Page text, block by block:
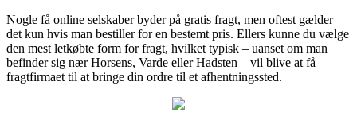
Nogle få online selskaber byder på gratis fragt, men oftest gælder
det kun hvis man bestiller for en bestemt pris. Ellers kunne du vælge
den mest letkøbte form for fragt, hvilket typisk – uanset om man
befinder sig nær Horsens, Varde eller Hadsten – vil blive at få
fragtfirmaet til at bringe din ordre til et afhentningssted.